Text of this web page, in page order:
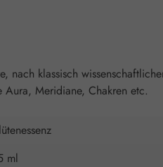
klassisch
Aura, Meridiane, Chakren etc.
ml